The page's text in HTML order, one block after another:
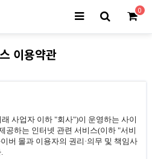
0
이용약관
사업자 이하 "회사")이 운영하는 사이
공하는 인터넷 관련 서비스(이하 "서비
버 몰과 이용자의 권리·의무 및 책임사